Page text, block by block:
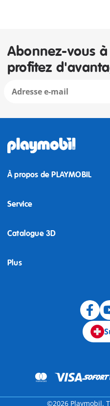
Abonnez-vous
profitez
À propos de PLAYMOBIL
Service
Catalogue 3D
Plus
©2026 Playmobil.